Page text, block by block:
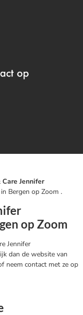
Care Jennifer
Bergen op Zoom .
op Zoom
Jennifer
dan de website van
neem contact met ze op